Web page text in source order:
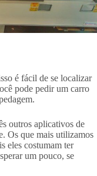
é fácil de se localizar
pode pedir um carro
outros aplicativos de
Os que mais utilizamos
eles costumam ter
um pouco, se